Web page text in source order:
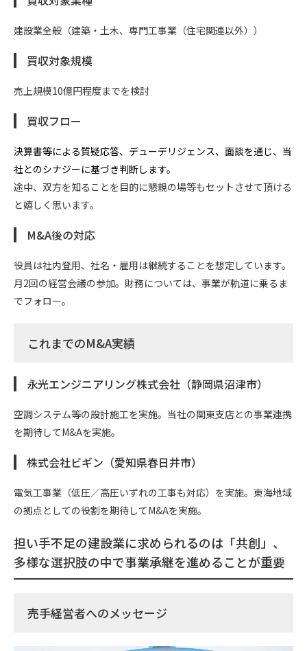
建設業全般（建築・土木、専門工事業（住宅関連以外））
買収対象規模
売上規模10億円程度までを検討
買収フロー
決算書等による質疑応答、デューデリジェンス、面談を通じ、当
社とのシナジーに基づき判断します。
途中、双方を知ることを目的に懇親の場等もセットさせて頂ける
と嬉しく思います。
M&A後の対応
役員は社内登用、社名・雇用は継続することを想定しています。
月2回の経営会議の参加。財務については、事業が軌道に乗るま
でフォロー。
これまでのM&A実績
永光エンジニアリング株式会社（静岡県沼津市）
空調システム等の設計施工を実施。当社の関東支店との事業連携
を期待してM&Aを実施。
株式会社ビギン（愛知県春日井市）
電気工事業（低圧／高圧いずれの工事も対応）を実施。東海地域
の拠点としての役割を期待してM&Aを実施。
担い手不足の建設業に求められるのは「共創」、
多様な選択肢の中で事業承継を進めることが重要
売手経営者へのメッセージ